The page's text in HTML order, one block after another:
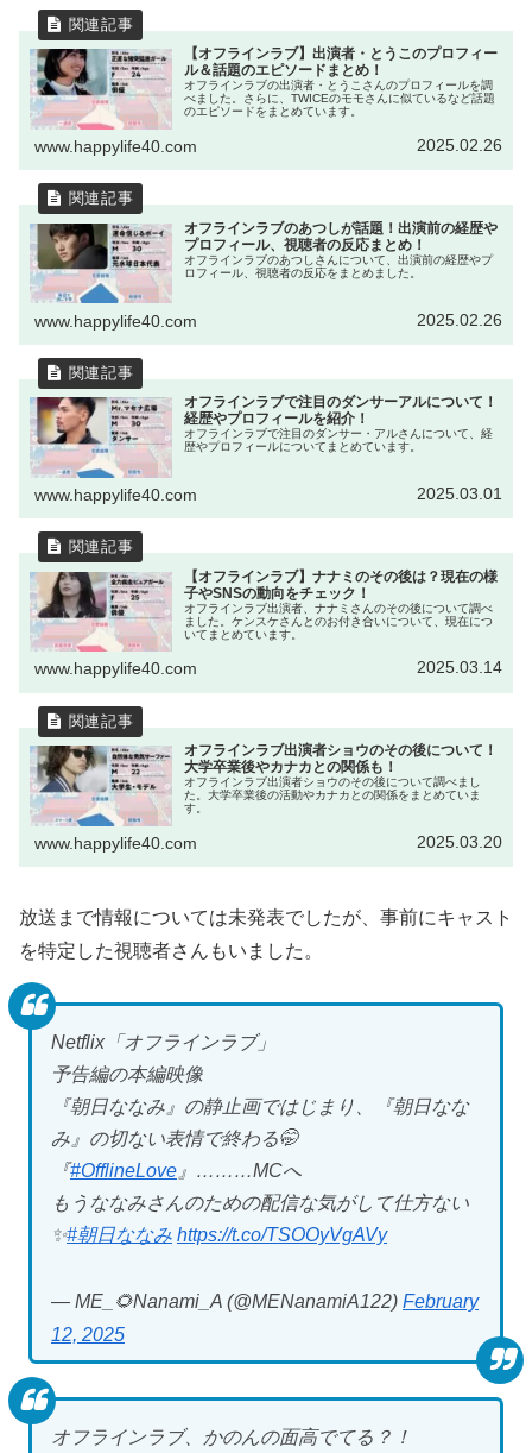
【オフラインラブ】出演者・とうこのプロフィー
ル＆話題のエピソードまとめ！
オフラインラブの出演者・とうこさんのプロフィールを調
べました。さらに、TWICEのモモさんに似ているなど話題
のエピソードをまとめています。
www.happylife40.com 2025.02.26
オフラインラブのあつしが話題！出演前の経歴や
プロフィール、視聴者の反応まとめ！
オフラインラブのあつしさんについて、出演前の経歴やプ
ロフィール、視聴者の反応をまとめました。
www.happylife40.com 2025.02.26
オフラインラブで注目のダンサーアルについて！
経歴やプロフィールを紹介！
オフラインラブで注目のダンサー・アルさんについて、経
歴やプロフィールについてまとめています。
www.happylife40.com 2025.03.01
【オフラインラブ】ナナミのその後は？現在の様
子やSNSの動向をチェック！
オフラインラブ出演者、ナナミさんのその後について調べ
ました。ケンスケさんとのお付き合いについて、現在につ
いてまとめています。
www.happylife40.com 2025.03.14
オフラインラブ出演者ショウのその後について！
大学卒業後やカナカとの関係も！
オフラインラブ出演者ショウのその後について調べまし
た。大学卒業後の活動やカナカとの関係をまとめていま
す。
www.happylife40.com 2025.03.20
放送まで情報については未発表でしたが、事前にキャスト
を特定した視聴者さんもいました。
Netflix「オフラインラブ」
予告編の本編映像
『朝日ななみ』の静止画ではじまり、『朝日なな
み』の切ない表情で終わる🤭
『#OfflineLove 』………MCへ
もうななみさんのための配信な気がして仕方ない
✨#朝日ななみ https://t.co/TSOOyVgAVy
— ME_🌻Nanami_A (@MENanamiA122) February
12, 2025
オフラインラブ、かのんの面高でてる？！